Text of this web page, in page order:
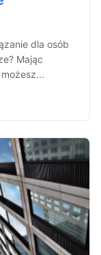
dla osób
Mając